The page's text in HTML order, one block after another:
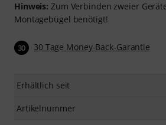
Hinweis: Zum Verbinden zweier
Montagebügel benötigt!
30 30 Tage Money-Back-Garantie
Erhältlich seit
Artikelnummer